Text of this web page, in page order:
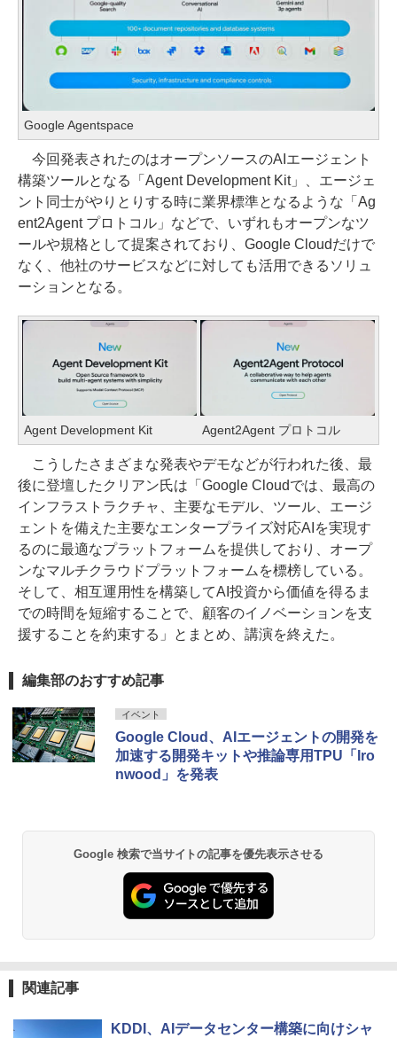
Google Agentspace
今回発表されたのはオープンソースのAIエージェント
構築ツールとなる「Agent Development Kit」、エージェ
ント同士がやりとりする時に業界標準となるような「Ag
ent2Agent プロトコル」などで、いずれもオープンなツ
ールや規格として提案されており、Google Cloudだけで
なく、他社のサービスなどに対しても活用できるソリュ
ーションとなる。
Agent Development Kit Agent2Agent プロトコル
こうしたさまざまな発表やデモなどが行われた後、最
後に登壇したクリアン氏は「Google Cloudでは、最高の
インフラストラクチャ、主要なモデル、ツール、エージ
ェントを備えた主要なエンタープライズ対応AIを実現す
るのに最適なプラットフォームを提供しており、オープ
ンなマルチクラウドプラットフォームを標榜している。
そして、相互運用性を構築してAI投資から価値を得るま
での時間を短縮することで、顧客のイノベーションを支
援することを約束する」とまとめ、講演を終えた。
編集部のおすすめ記事
イベント
Google Cloud、AIエージェントの開発を
加速する開発キットや推論専用TPU「Iro
nwood」を発表
Google 検索で当サイトの記事を優先表示させる
関連記事
KDDI、AIデータセンター構築に向けシャ